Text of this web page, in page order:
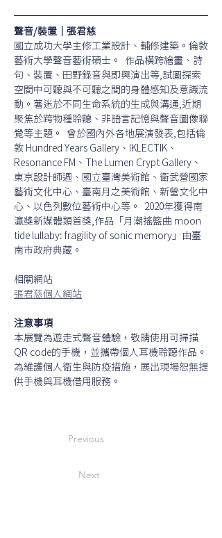
聲音/裝置｜張君慈
國立成功大學主修工業設計、輔修建築。倫敦
藝術大學聲音藝術碩士。  作品橫跨繪畫、詩
句、裝置、田野錄音與即興演出等,試圖探索
空間中可聽與不可聽之間的身體感知及意識流
動。著迷於不同生命系統的生成與溝通,近期
聚焦於跨物種聆聽、非語言記憶與聲音圖像聯
覺等主題。  曾於國內外各地展演發表,包括倫
敦 Hundred Years Gallery、IKLECTIK、
Resonance FM、The Lumen Crypt Gallery、
東京設計師週、國立臺灣美術館、衛武營國家
藝術文化中心、臺南月之美術館、新營文化中
心、以色列數位藝術中心等。  2020年獲得南
瀛獎新媒體類首獎,作品「月潮搖籃曲 moon
tide lullaby: fragility of sonic memory」由臺
南市政府典藏。
相關網站
張君慈個人網站
注意事項
本展覽為遊走式聲音體驗，敬請使用可掃描
QR code的手機，並攜帶個人耳機聆聽作品。
為維護個人衛生與防疫措施，展出現場恕無提
供手機與耳機借用服務。
Previous
Next